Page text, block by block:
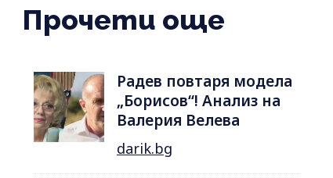
Прочети още
Радев повтаря модела
„Борисов“! Анализ на
Валерия Велева
darik.bg